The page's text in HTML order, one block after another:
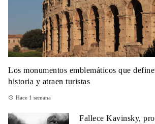
Los monumentos emblemáticos que
historia y atraen turistas
Hace 1 semana
Fallece Kavinsky,